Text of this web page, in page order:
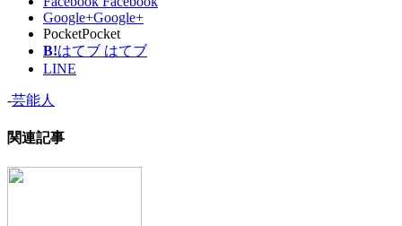
Google+Google+
PocketPocket
B!はてブ はてブ
LINE
-芸能人
関連記事